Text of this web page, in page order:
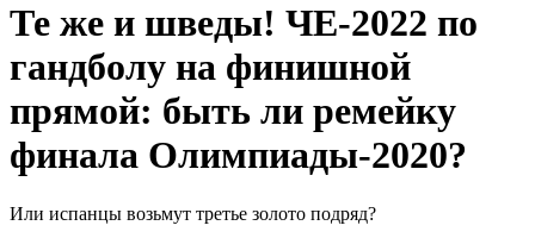
Те же и шведы! ЧЕ-2022 по
гандболу на финишной
прямой: быть ли ремейку
финала Олимпиады-2020?
Или испанцы возьмут третье золото подряд?